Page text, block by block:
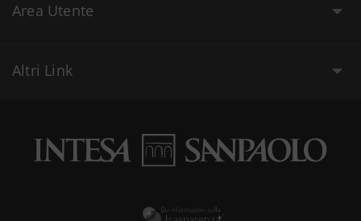
Area Utente
Altri Link